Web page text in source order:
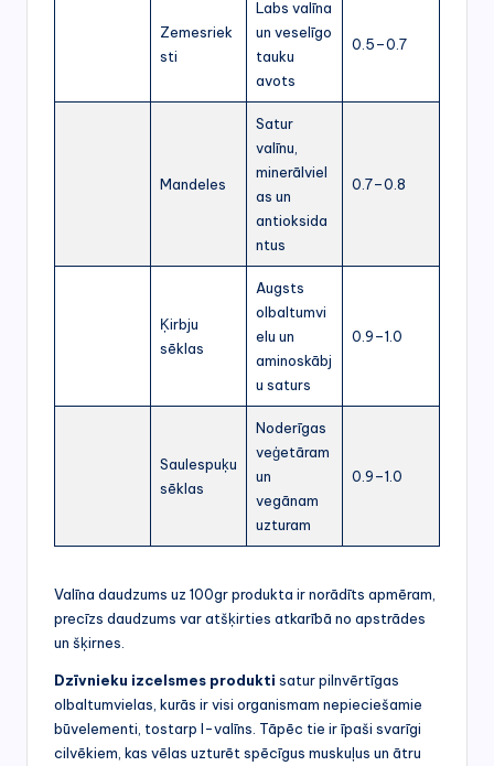
Zemesriek
sti
Labs valīna
un veselīgo
tauku
avots
0.5–0.7
Mandeles
Satur
valīnu,
minerālviel
as un
antioksida
ntus
0.7–0.8
Ķirbju
sēklas
Augsts
olbaltumvi
elu un
aminoskābj
u saturs
0.9–1.0
Saulespuķu
sēklas
Noderīgas
veģetāram
un
vegānam
uzturam
0.9–1.0
Valīna daudzums uz 100gr produkta ir norādīts apmēram,
precīzs daudzums var atšķirties atkarībā no apstrādes
un šķirnes.
Dzīvnieku izcelsmes produkti satur pilnvērtīgas
olbaltumvielas, kurās ir visi organismam nepieciešamie
būvelementi, tostarp l-valīns. Tāpēc tie ir īpaši svarīgi
cilvēkiem, kas vēlas uzturēt spēcīgus muskuļus un ātru